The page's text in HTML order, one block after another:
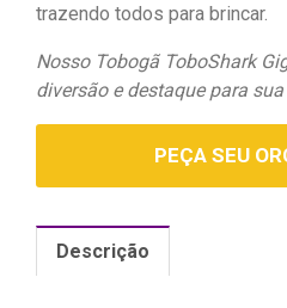
trazendo todos para brincar.
Nosso Tobogã ToboShark
diversão e destaque para
PEÇA SEU
Descrição